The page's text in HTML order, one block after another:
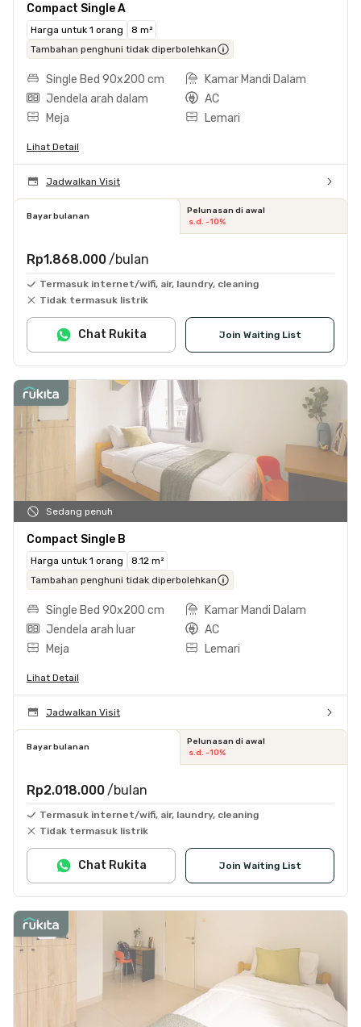
Compact Single A
Harga untuk 1 orang
8 m²
Tambahan penghuni tidak diperbolehkan
Single Bed 90x200 cm
Kamar Mandi Dalam
Jendela arah dalam
AC
Meja
Lemari
Lihat Detail
Jadwalkan Visit
Bayar bulanan
Pelunasan di awal
s.d. -10%
Rp1.868.000 /bulan
Termasuk internet/wifi, air, laundry, cleaning
Tidak termasuk listrik
Join Waiting List
Chat Rukita
Sedang penuh
Compact Single B
Harga untuk 1 orang
8.12 m²
Tambahan penghuni tidak diperbolehkan
Single Bed 90x200 cm
Kamar Mandi Dalam
Jendela arah luar
AC
Meja
Lemari
Lihat Detail
Jadwalkan Visit
Bayar bulanan
Pelunasan di awal
s.d. -10%
Rp2.018.000 /bulan
Termasuk internet/wifi, air, laundry, cleaning
Tidak termasuk listrik
Join Waiting List
Chat Rukita